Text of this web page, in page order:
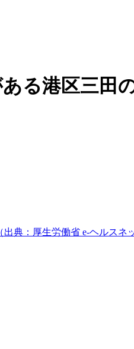
る港区三田
（出典：厚生労働省 e-ヘルス